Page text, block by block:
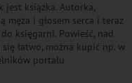
jest książka. Autorka,
męża i głosem serca i teraz
księgarni. Powieść, nad
łatwo, można kupić np. w
portalu